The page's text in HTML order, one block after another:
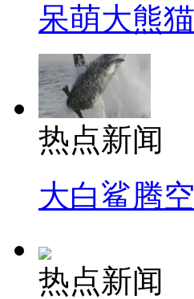
呆萌大熊
热点新闻
大白鲨腾
热点新闻